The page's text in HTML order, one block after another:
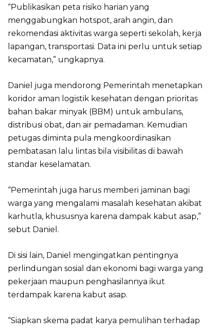
“Publikasikan peta risiko harian yang
menggabungkan hotspot, arah angin, dan
rekomendasi aktivitas warga seperti sekolah, kerja
lapangan, transportasi. Data ini perlu untuk setiap
kecamatan,” ungkapnya.
Daniel juga mendorong Pemerintah menetapkan
koridor aman logistik kesehatan dengan prioritas
bahan bakar minyak (BBM) untuk ambulans,
distribusi obat, dan air pemadaman. Kemudian
petugas diminta pula mengkoordinasikan
pembatasan lalu lintas bila visibilitas di bawah
standar keselamatan.
“Pemerintah juga harus memberi jaminan bagi
warga yang mengalami masalah kesehatan akibat
karhutla, khususnya karena dampak kabut asap,”
sebut Daniel.
Di sisi lain, Daniel mengingatkan pentingnya
perlindungan sosial dan ekonomi bagi warga yang
pekerjaan maupun penghasilannya ikut
terdampak karena kabut asap.
“Siapkan skema padat karya pemulihan terhadap